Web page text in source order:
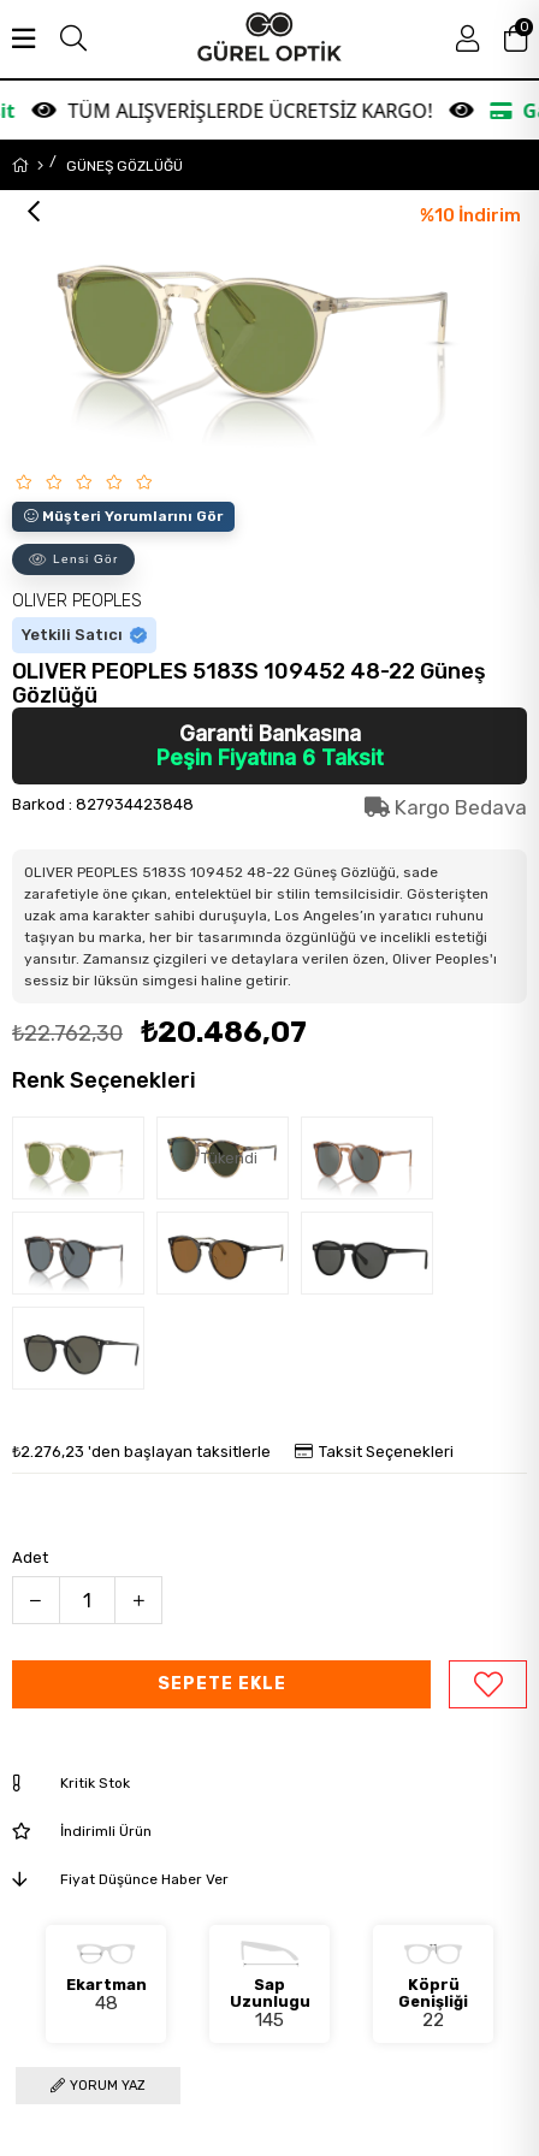
ALIŞVERİŞLERDE ÜCRETSİZ KARGO! Garanti
0
GÜNEŞ GÖZLÜĞÜ
%10 İndirim
Müşteri Yorumlarını Gör
Lensi Gör
OLIVER PEOPLES
Yetkili Satıcı
OLIVER PEOPLES 5183S 109452 48-22 Güneş
Gözlüğü
Garanti Bankasına
Peşin Fiyatına 6 Taksit
Barkod : 827934423848 Kargo Bedava
OLIVER PEOPLES 5183S 109452 48-22 Güneş Gözlüğü, sade
zarafetiyle öne çıkan, entelektüel bir stilin temsilcisidir. Gösterişten
uzak ama karakter sahibi duruşuyla, Los Angeles’ın yaratıcı ruhunu
taşıyan bu marka, her bir tasarımında özgünlüğü ve incelikli estetiği
yansıtır. Zamansız çizgileri ve detaylara verilen özen, Oliver Peoples'ı
sessiz bir lüksün simgesi haline getirir.
₺22.762,30 ₺20.486,07
Renk Seçenekleri
Tükendi
₺2.276,23 'den başlayan taksitlerle Taksit Seçenekleri
Adet
Kritik Stok
İndirimli Ürün
Fiyat Düşünce Haber Ver
Ekartman
48
Sap
Uzunlugu
145
Köprü
Genişliği
22
YORUM YAZ